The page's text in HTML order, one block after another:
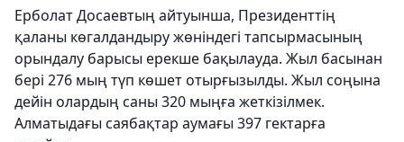
Ерболат Досаевтың айтуынша, Президенттің
қаланы көгалдандыру жөніндегі тапсырмасының
орындалу барысы ерекше бақылауда. Жыл басынан
бері 276 мың түп көшет отырғызылды. Жыл соңына
дейін олардың саны 320 мыңға жеткізілмек.
Алматыдағы саябақтар аумағы 397 гектарға